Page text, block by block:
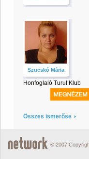
Szucskó Mária
Honfoglaló Turul Klub
Összes ismerőse
© 2007